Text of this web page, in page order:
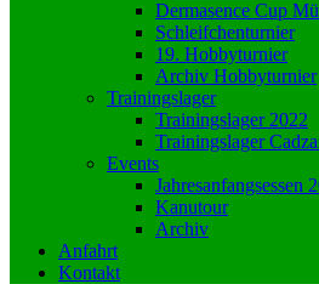
Dermasence Cup
Schleifchenturnier
19. Hobbyturnier
Archiv Hobbyturnier
Trainingslager
Trainingslager 2022
Trainingslager
Events
Jahresanfangsessen
Kanutour
Archiv
Anfahrt
Kontakt